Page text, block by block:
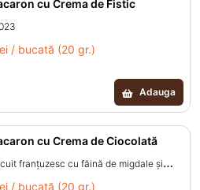
vegetale, proteine din lapte.)
cu Crema de Fistic
/ bucată (20 gr.)
Adauga
cu Crema de Ciocolată
franțuzesc cu făină de migdale și
ciocolată. (migdale, zahăr, amidon,
/ bucată (20 gr.)